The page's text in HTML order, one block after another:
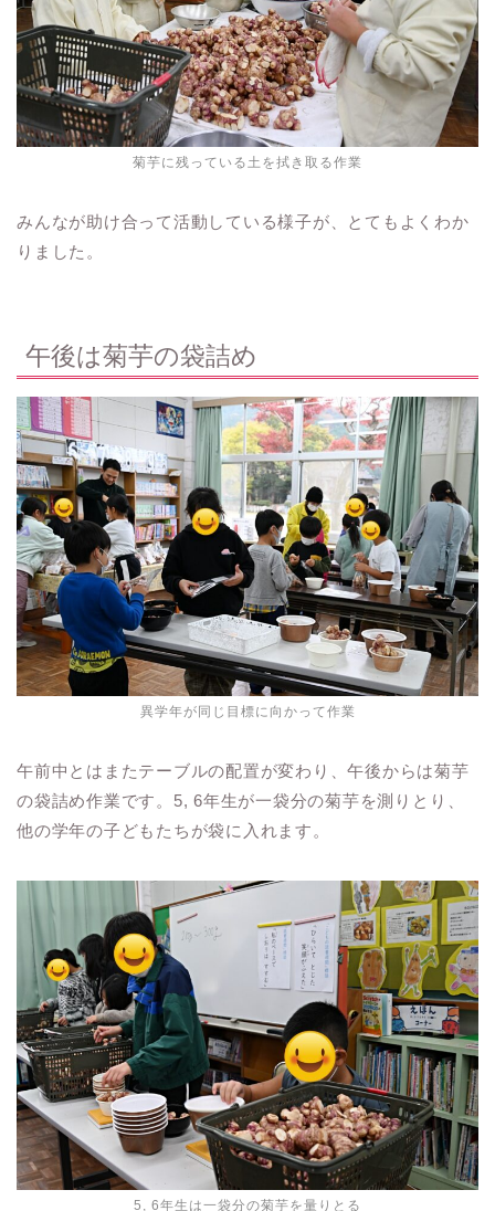
菊芋に残っている土を拭き取る作業
みんなが助け合って活動している様子が、とてもよくわか
りました。
午後は菊芋の袋詰め
異学年が同じ目標に向かって作業
午前中とはまたテーブルの配置が変わり、午後からは菊芋
の袋詰め作業です。5, 6年生が一袋分の菊芋を測りとり、
他の学年の子どもたちが袋に入れます。
5, 6年生は一袋分の菊芋を量りとる